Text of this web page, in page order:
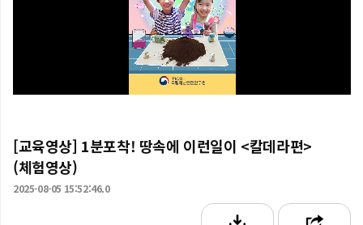
[교육영상] 1분포착! 땅속에 이런일이 <칼데라편>
(체험영상)
2025-08-05 15:52:46.0